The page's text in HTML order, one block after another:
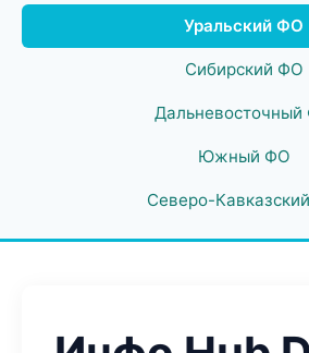
Уральский ФО
Сибирский ФО
Южный ФО
Северо-